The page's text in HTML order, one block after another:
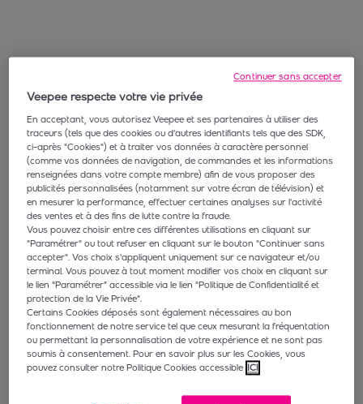
Veepee respecte votre vie privée
En acceptant, vous autorisez Veepee et ses partenaires à utiliser des
traceurs (tels que des cookies ou d'autres identifiants tels que des SDK,
ci-après "Cookies") et à traiter vos données à caractère personnel
(comme vos données de navigation, de commandes et les informations
renseignées dans votre compte membre) afin de vous proposer des
publicités personnalisées (notamment sur votre écran de télévision) et
en mesurer la performance, effectuer certaines analyses sur l'activité
des ventes et à des fins de lutte contre la fraude.
Vous pouvez choisir entre ces différentes utilisations en cliquant sur
"Paramétrer" ou tout refuser en cliquant sur le bouton "Continuer sans
accepter". Vos choix s'appliquent uniquement sur ce navigateur et/ou
terminal. Vous pouvez à tout moment modifier vos choix en cliquant sur
le lien “Paramétrer” accessible via le lien "Politique de Confidentialité et
protection de la Vie Privée".
Certains Cookies déposés sont également nécessaires au bon
fonctionnement de notre service tel que ceux mesurant la fréquentation
ou permettant la personnalisation de votre expérience et ne sont pas
soumis à consentement. Pour en savoir plus sur les Cookies, vous
pouvez consulter notre Politique Cookies accessible ICI
Continuer sans accepter